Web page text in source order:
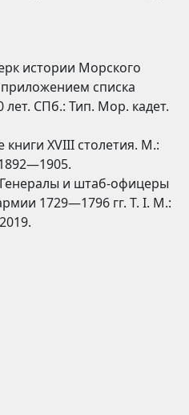
истории Морского
приложением списка
лет. СПб.: Тип. Мор. кадет.
XVIII столетия. М.:
и штаб-офицеры
1729—1796 гг. Т. I. М.: